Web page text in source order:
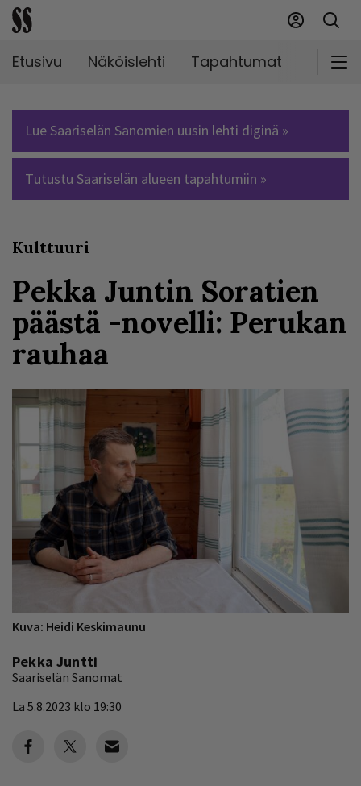
Etusivu Näköislehti Tapahtumat
Lue Saariselän Sanomien uusin lehti diginä »
Tutustu Saariselän alueen tapahtumiin »
Kulttuuri
Pekka Juntin Soratien
päästä -novelli: Perukan
rauhaa
Kuva: Heidi Keskimaunu
Pekka Juntti
Saariselän Sanomat
La 5.8.2023 klo 19:30